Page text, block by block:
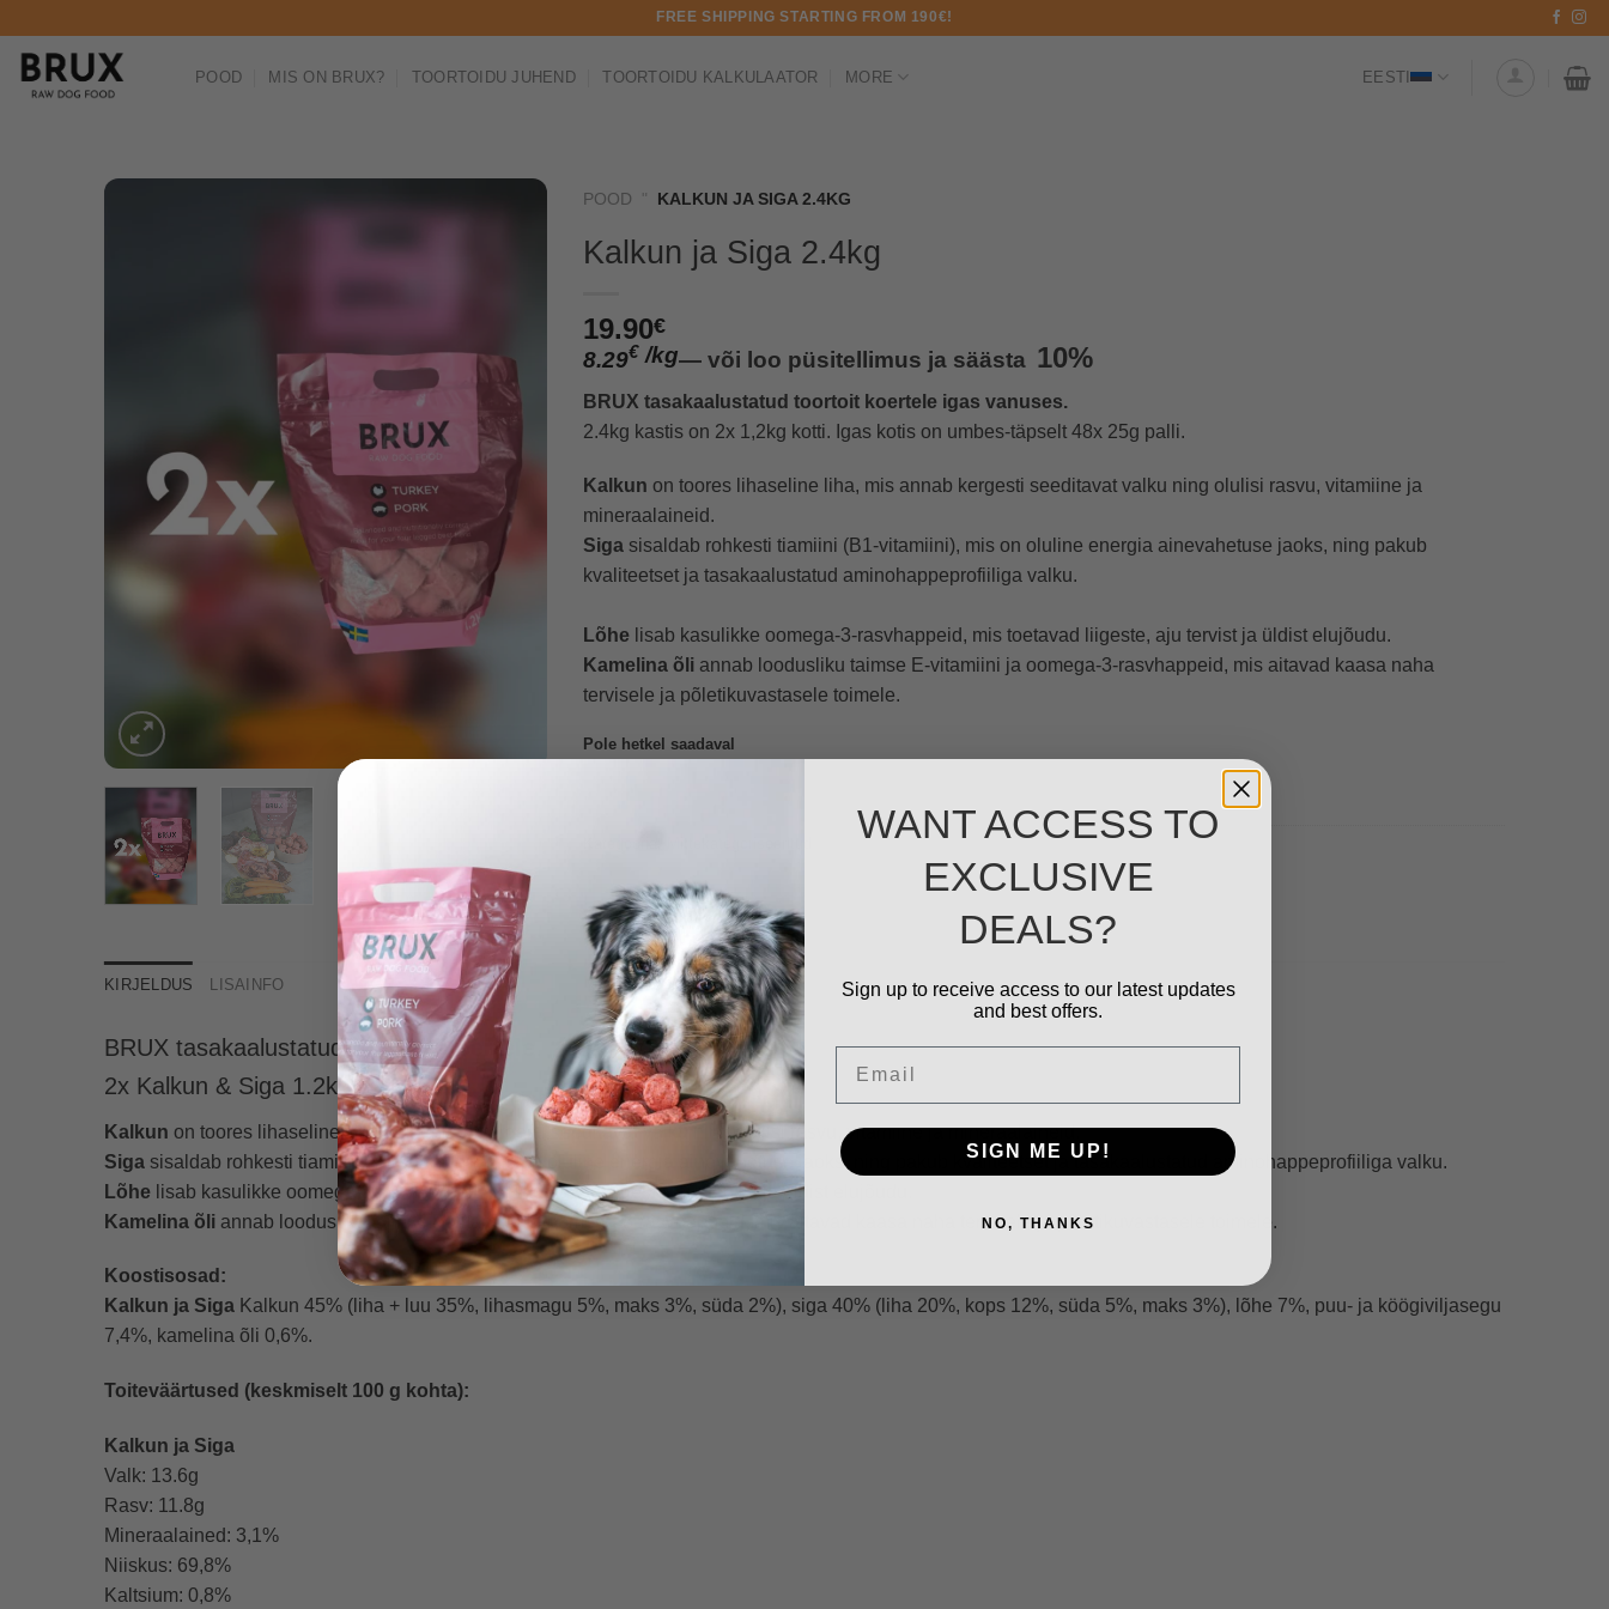
content
FREE SHIPPING STARTING FROM 190€!
POOD MIS ON BRUX? TOORTOIDU JUHEND TOORTOIDU KALKULAATOR MORE EESTI
POOD " KALKUN JA SIGA 2.4KG
Kalkun ja Siga 2.4kg
19.90€
8.29€ /kg— või loo püsitellimus ja säästa 10%
BRUX tasakaalustatud toortoit koertele igas vanuses.
2.4kg kastis on 2x 1,2kg kotti. Igas kotis on umbes-täpselt 48x 25g palli.
Kalkun on toores lihaseline liha, mis annab kergesti seeditavat valku ning olulisi rasvu, vitamiine ja
mineraalaineid.
Siga sisaldab rohkesti tiamiini (B1-vitamiini), mis on oluline energia ainevahetuse jaoks, ning pakub
kvaliteetset ja tasakaalustatud aminohappeprofiiliga valku.
Lõhe lisab kasulikke oomega-3-rasvhappeid, mis toetavad liigeste, aju tervist ja üldist elujõudu.
Kamelina õli annab loodusliku taimse E-vitamiini ja oomega-3-rasvhappeid, mis aitavad kaasa naha
tervisele ja põletikuvastasele toimele.
Pole hetkel saadaval
KIRJELDUS LISAINFO
BRUX tasakaalustatudtoortoit koertele
2x Kalkun & Siga 1.2kg
Kalkun on toores lihaseline liha, mis annab kergesti seeditavat valku ning olulisi rasvu, vitamiine ja mineraalaineid.
Siga sisaldab rohkesti tiamiini (B1-vitamiini), mis on oluline energia ainevahetuse jaoks, ning pakub kvaliteetset ja tasakaalustatud aminohappeprofiiliga valku.
Lõhe lisab kasulikke oomega-3-rasvhappeid, mis toetavad liigeste, aju tervist ja üldist elujõudu.
Kamelina õli annab loodusliku taimse E-vitamiini ja oomega-3-rasvhappeid, mis aitavad kaasa naha tervisele ja põletikuvastasele toimele.
Koostisosad:
Kalkun ja Siga Kalkun 45% (liha + luu 35%, lihasmagu 5%, maks 3%, süda 2%), siga 40% (liha 20%, kops 12%, süda 5%, maks 3%), lõhe 7%, puu- ja köögiviljasegu
7,4%, kamelina õli 0,6%.
Toiteväärtused (keskmiselt 100 g kohta):
Kalkun ja Siga
Valk: 13.6g
Rasv: 11.8g
Mineraalained: 3,1%
Niiskus: 69,8%
Kaltsium: 0,8%
WANT ACCESS TO
EXCLUSIVE
DEALS?
Sign up to receive access to our latest updates
and best offers.
SIGN ME UP!
NO, THANKS